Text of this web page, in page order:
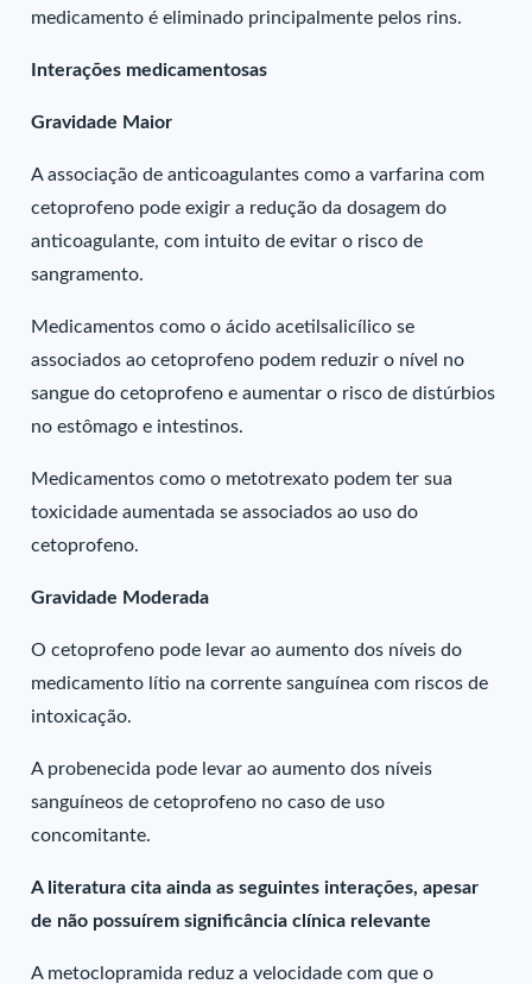
medicamento é eliminado principalmente pelos rins.
Interações medicamentosas
Gravidade Maior
A associação de anticoagulantes como a varfarina com
cetoprofeno pode exigir a redução da dosagem do
anticoagulante, com intuito de evitar o risco de
sangramento.
Medicamentos como o ácido acetilsalicílico se
associados ao cetoprofeno podem reduzir o nível no
sangue do cetoprofeno e aumentar o risco de distúrbios
no estômago e intestinos.
Medicamentos como o metotrexato podem ter sua
toxicidade aumentada se associados ao uso do
cetoprofeno.
Gravidade Moderada
O cetoprofeno pode levar ao aumento dos níveis do
medicamento lítio na corrente sanguínea com riscos de
intoxicação.
A probenecida pode levar ao aumento dos níveis
sanguíneos de cetoprofeno no caso de uso
concomitante.
A literatura cita ainda as seguintes interações, apesar
de não possuírem significância clínica relevante
A metoclopramida reduz a velocidade com que o